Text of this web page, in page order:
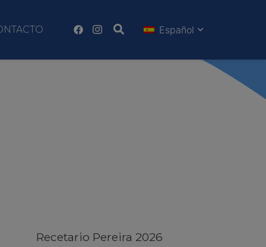
Español
Recetario Pereira 2026